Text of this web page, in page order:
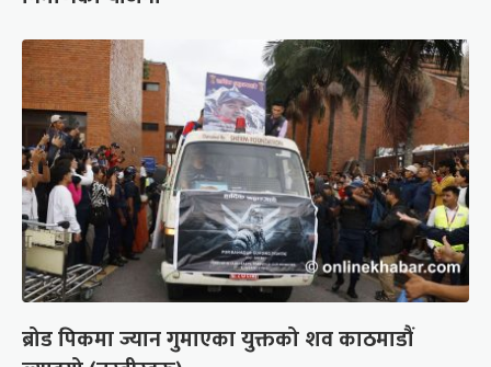
ब्रोड पिकमा ज्यान गुमाएका युक्तको शव काठमाडौं